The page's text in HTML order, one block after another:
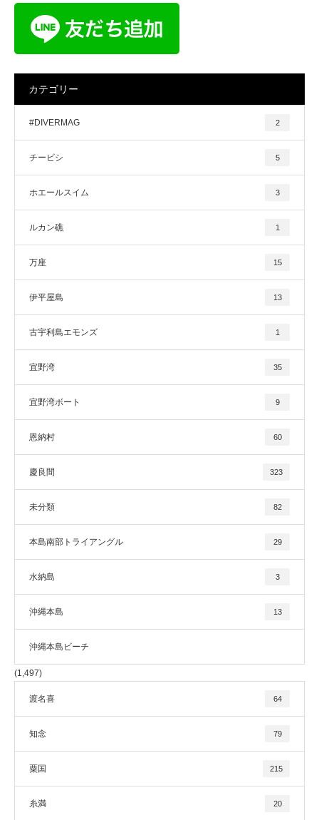
カテゴリー
#DIVERMAG 2
チービシ 5
ホエールスイム 3
ルカン礁 1
万座 15
伊平屋島 13
古宇利島エモンズ 1
宜野湾 35
宜野湾ボート 9
恩納村 60
慶良間 323
未分類 82
本島南部トライアングル 29
水納島 3
沖縄本島 13
沖縄本島ビーチ
(1,497)
渡名喜 64
知念 79
粟国 215
糸満 20